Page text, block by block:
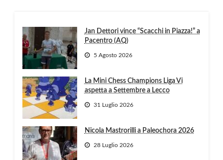
Jan Dettori vince “Scacchi in Piazza!” a
Pacentro (AQ)
5 Agosto 2026
La Mini Chess Champions Liga Vi
aspetta a Settembre a Lecco
31 Luglio 2026
Nicola Mastrorilli a Paleochora 2026
28 Luglio 2026